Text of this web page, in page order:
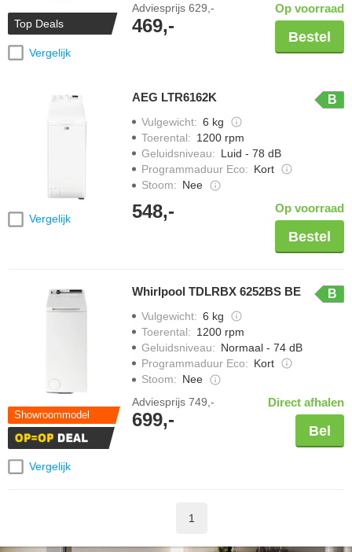
Top Deals
Vergelijk
Adviesprijs 629,-
469,-
Op voorraad
Bestel
Vergelijk
AEG LTR6162K B
Vulgewicht: 6 kg
Toerental: 1200 rpm
Geluidsniveau: Luid - 78 dB
Programmaduur Eco: Kort
Stoom: Nee
548,- Op voorraad
Bestel
Showroommodel
Vergelijk
Whirlpool TDLRBX 6252BS BE B
Vulgewicht: 6 kg
Toerental: 1200 rpm
Geluidsniveau: Normaal - 74 dB
Programmaduur Eco: Kort
Stoom: Nee
Adviesprijs 749,-
699,-
Direct afhalen
Bel
1